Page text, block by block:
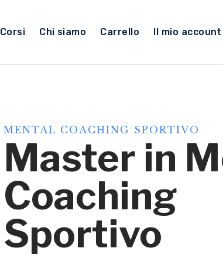
Corsi Chi siamo Carrello Il mio account
MENTAL COACHING SPORTIVO
Master in
Coaching
Sportivo